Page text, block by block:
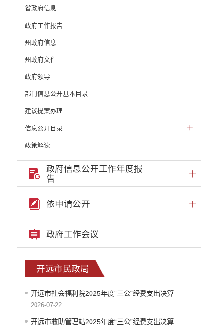
省政府信息
政府工作报告
州政府信息
州政府文件
政府领导
部门信息公开基本目录
建议提案办理
信息公开目录
政策解读
机构职能和权责清单
自然资源政务公开
重点领域信息公开
部门单位专栏
中共开远市委办公室
开远市人大常委会办公室
开远市人民政府办公室
中国共产党开远市委员会组织部
政府信息公开工作年度报
告
依申请公开
政府工作会议
开远市民政局
开远市社会福利院2025年度“三公”经费支出决算
2026-07-22
开远市救助管理站2025年度“三公”经费支出决算